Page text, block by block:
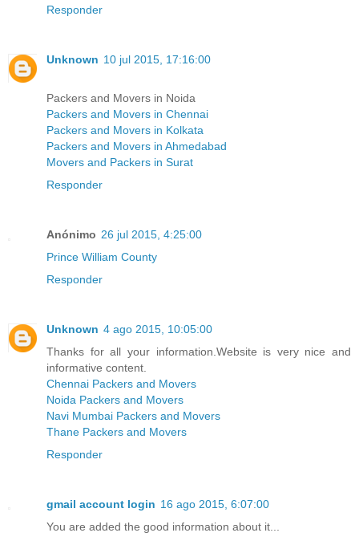
Responder
Unknown 10 jul 2015, 17:16:00
Packers and Movers in Noida
Packers and Movers in Chennai
Packers and Movers in Kolkata
Packers and Movers in Ahmedabad
Movers and Packers in Surat
Responder
Anónimo 26 jul 2015, 4:25:00
Prince William County
Responder
Unknown 4 ago 2015, 10:05:00
Thanks for all your information.Website is very nice and
informative content.
Chennai Packers and Movers
Noida Packers and Movers
Navi Mumbai Packers and Movers
Thane Packers and Movers
Responder
gmail account login 16 ago 2015, 6:07:00
You are added the good information about it...